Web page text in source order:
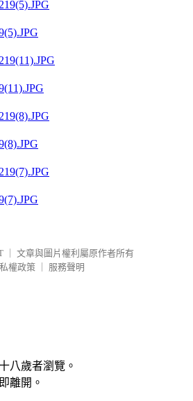
文章與圖片權利屬原作者所有
權政策
服務聲明
八歲者瀏覽。
離開。